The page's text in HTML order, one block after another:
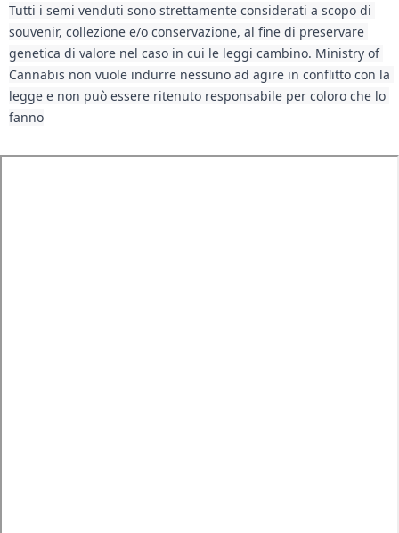
Tutti i semi venduti sono strettamente considerati a scopo di
souvenir, collezione e/o conservazione, al fine di preservare
genetica di valore nel caso in cui le leggi cambino. Ministry of
Cannabis non vuole indurre nessuno ad agire in conflitto con la
legge e non può essere ritenuto responsabile per coloro che lo
fanno